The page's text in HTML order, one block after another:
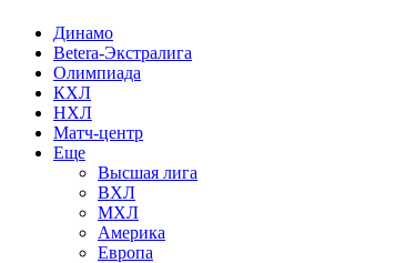
Динамо
Betera-Экстралига
Олимпиада
КХЛ
НХЛ
Матч-центр
Еще
Высшая лига
ВХЛ
МХЛ
Америка
Европа